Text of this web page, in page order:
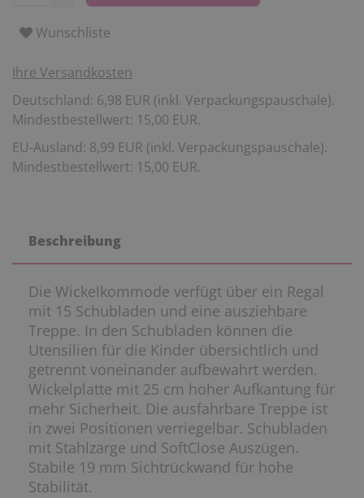
Wunschliste
Ihre Versandkosten
Deutschland: 6,98 EUR (inkl. Verpackungspauschale).
Mindestbestellwert: 15,00 EUR.
EU-Ausland: 8,99 EUR (inkl. Verpackungspauschale).
Mindestbestellwert: 15,00 EUR.
Beschreibung
Die Wickelkommode verfügt über ein Regal
mit 15 Schubladen und eine ausziehbare
Treppe. In den Schubladen können die
Utensilien für die Kinder übersichtlich und
getrennt voneinander aufbewahrt werden.
Wickelplatte mit 25 cm hoher Aufkantung für
mehr Sicherheit. Die ausfahrbare Treppe ist
in zwei Positionen verriegelbar. Schubladen
mit Stahlzarge und SoftClose Auszügen.
Stabile 19 mm Sichtrückwand für hohe
Stabilität.